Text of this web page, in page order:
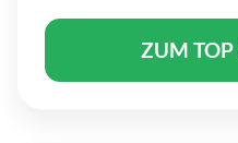
ZUM TOP